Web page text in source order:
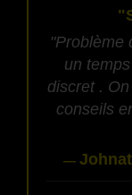
"Problème
un
discret .
conseils
—